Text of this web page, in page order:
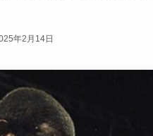
年2月14日